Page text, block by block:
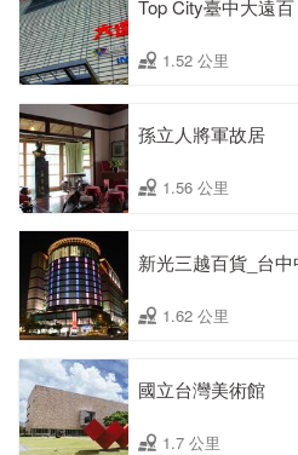
Top City臺中大遠百
1.52 公里
孫立人將軍故居
1.56 公里
新光三越百貨_台
1.62 公里
國立台灣美術館
1.7 公里